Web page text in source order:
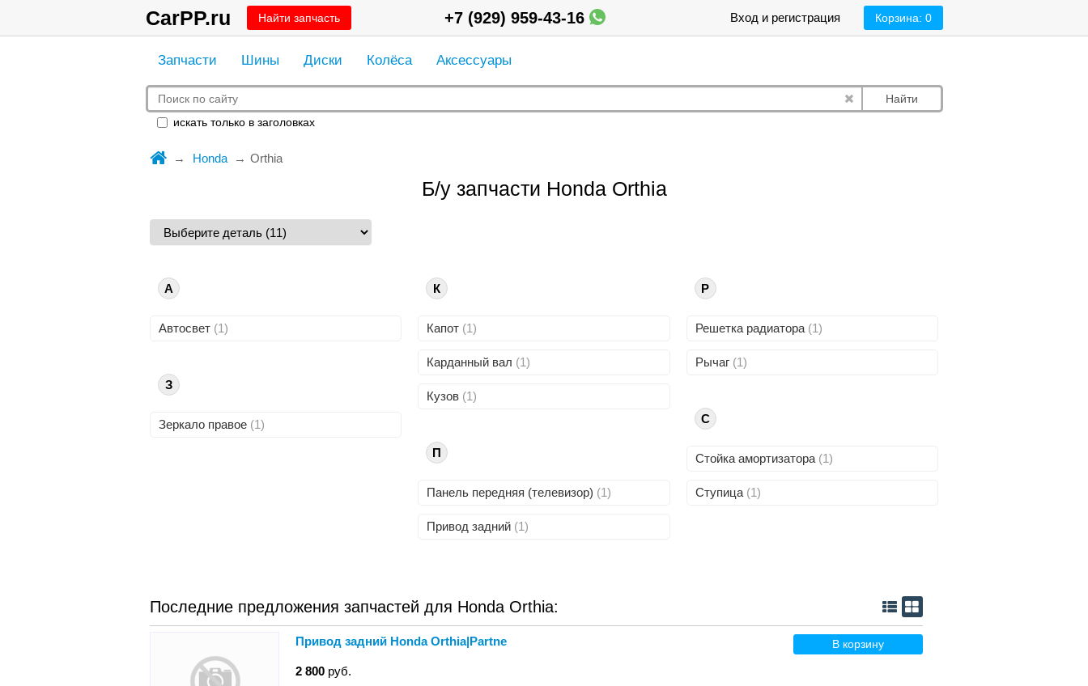
CarPP.ru Найти запчасть Корзина: 0
Вход и регистрация
+7 (929) 959-43-16
Запчасти Шины Диски Колёса Аксессуары
Найти
искать только в заголовках
Honda Orthia
Б/у запчасти Honda Orthia
А
Автосвет (1)
З
Зеркало правое (1)
К
Капот (1)
Карданный вал (1)
Кузов (1)
П
Панель передняя (телевизор) (1)
Привод задний (1)
Р
Решетка радиатора (1)
Рычаг (1)
С
Стойка амортизатора (1)
Ступица (1)
Последние предложения запчастей для Honda Orthia:
Привод задний Honda Orthia|Partne
2 800 руб.
В корзину